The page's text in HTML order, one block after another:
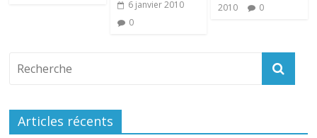
6 janvier 2010
0
2010 0
Articles récents